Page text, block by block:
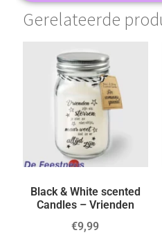
Gerelateerde
Black & White scented
Candles – Vrienden
€9,99